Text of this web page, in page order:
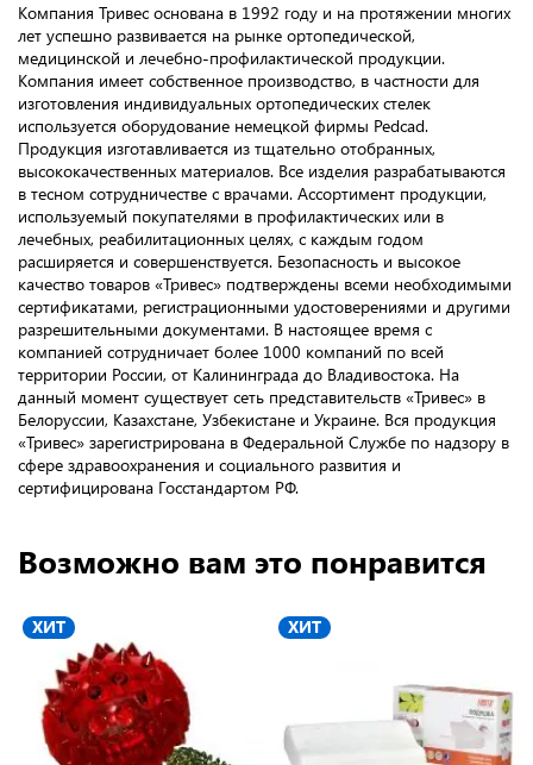
Компания Тривес основана в 1992 году и на протяжении многих
лет успешно развивается на рынке ортопедической,
медицинской и лечебно-профилактической продукции.
Компания имеет собственное производство, в частности для
изготовления индивидуальных ортопедических стелек
используется оборудование немецкой фирмы Pedcad.
Продукция изготавливается из тщательно отобранных,
высококачественных материалов. Все изделия разрабатываются
в тесном сотрудничестве с врачами. Ассортимент продукции,
используемый покупателями в профилактических или в
лечебных, реабилитационных целях, с каждым годом
расширяется и совершенствуется. Безопасность и высокое
качество товаров «Тривес» подтверждены всеми необходимыми
сертификатами, регистрационными удостоверениями и другими
разрешительными документами. В настоящее время с
компанией сотрудничает более 1000 компаний по всей
территории России, от Калининграда до Владивостока. На
данный момент существует сеть представительств «Тривес» в
Белоруссии, Казахстане, Узбекистане и Украине. Вся продукция
«Тривес» зарегистрирована в Федеральной Службе по надзору в
сфере здравоохранения и социального развития и
сертифицирована Госстандартом РФ.
Возможно вам это понравится
ХИТ ХИТ